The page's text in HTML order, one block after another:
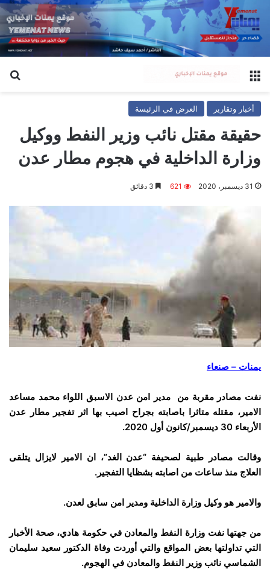
القائمة
أخبار وتقارير العرض في الرئيسة
حقيقة مقتل نائب وزير النفط ووكيل
وزارة الداخلية في هجوم مطار عدن
31 ديسمبر، 2020 621
يمنات – صنعاء
نفت مصادر مقربة من مدير امن عدن الاسبق اللواء محمد مساعد
الامير، مقتله متاثرا باصابته بجراح اصيب بها اثر تفجير مطار عدن
الأربعاء 30 ديسمبر/كانون أول 2020.
وقالت مصادر طبية لصحيفة “عدن الغد”، ان الامير لايزال يتلقى
العلاج منذ ساعات من اصابته بشظايا التفجير.
والامير هو وكيل وزارة الداخلية ومدير امن سابق لعدن.
من جهتها نفت وزارة النفط والمعادن في حكومة هادي، صحة الأخبار
التي تداولتها بعض المواقع والتي أوردت وفاة الدكتور سعيد سليمان
الشماسي نائب وزير النفط والمعادن في الهجوم.